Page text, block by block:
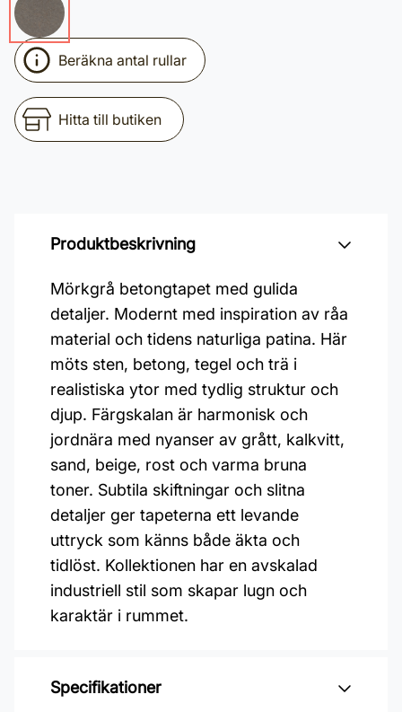
Beräkna antal rullar
Hitta till butiken
Produktbeskrivning
Mörkgrå betongtapet med gulida
detaljer. Modernt med inspiration av råa
material och tidens naturliga patina. Här
möts sten, betong, tegel och trä i
realistiska ytor med tydlig struktur och
djup. Färgskalan är harmonisk och
jordnära med nyanser av grått, kalkvitt,
sand, beige, rost och varma bruna
toner. Subtila skiftningar och slitna
detaljer ger tapeterna ett levande
uttryck som känns både äkta och
tidlöst. Kollektionen har en avskalad
industriell stil som skapar lugn och
karaktär i rummet.
Specifikationer